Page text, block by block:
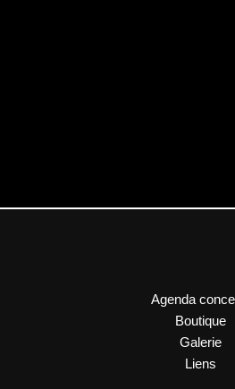
Agenda
Boutique
Galerie
Liens